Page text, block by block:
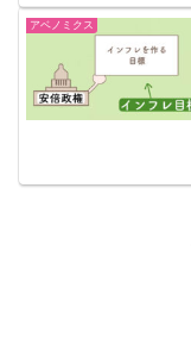
アベノミクス